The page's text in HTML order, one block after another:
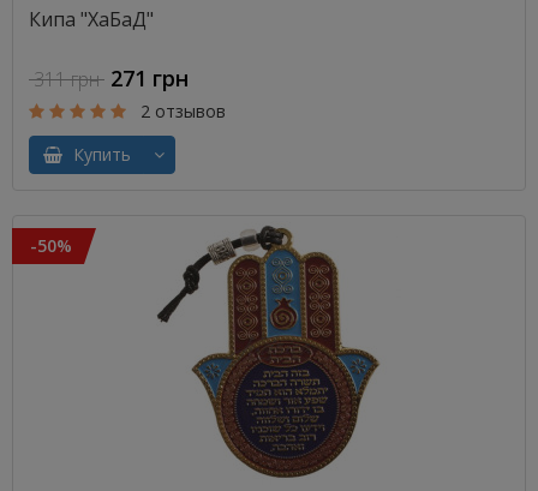
Кипа "ХаБаД"
311 грн 271 грн
2 отзывов
Купить
-50%